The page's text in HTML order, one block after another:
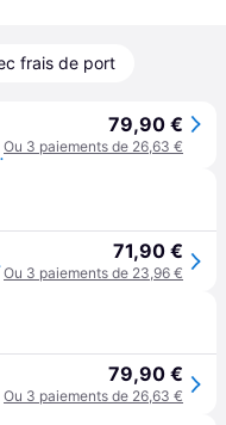
frais de port
de rangements jaune - Jaune
79,90 €
Ou 3 paiements de 26,63 €
Jaune 71,90 €
Ou 3 paiements de 23,96 €
79,90 €
Ou 3 paiements de 26,63 €